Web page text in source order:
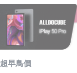
超早鳥價